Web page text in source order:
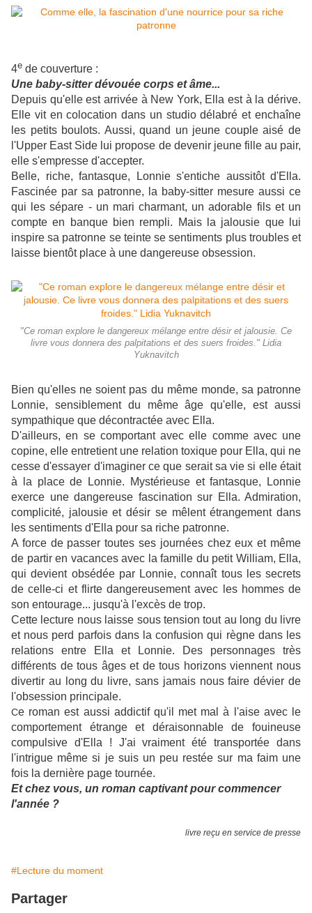
4e de couverture :
Une baby-sitter dévouée corps et âme...
Depuis qu'elle est arrivée à New York, Ella est à la dérive.
Elle vit en colocation dans un studio délabré et enchaîne
les petits boulots. Aussi, quand un jeune couple aisé de
l'Upper East Side lui propose de devenir jeune fille au pair,
elle s'empresse d'accepter.
Belle, riche, fantasque, Lonnie s'entiche aussitôt d'Ella.
Fascinée par sa patronne, la baby-sitter mesure aussi ce
qui les sépare - un mari charmant, un adorable fils et un
compte en banque bien rempli. Mais la jalousie que lui
inspire sa patronne se teinte se sentiments plus troubles et
laisse bientôt place à une dangereuse obsession.
"Ce roman explore le dangereux mélange entre désir et jalousie. Ce
livre vous donnera des palpitations et des suers froides." Lidia
Yuknavitch
Bien qu'elles ne soient pas du même monde, sa patronne
Lonnie, sensiblement du même âge qu'elle, est aussi
sympathique que décontractée avec Ella.
D'ailleurs, en se comportant avec elle comme avec une
copine, elle entretient une relation toxique pour Ella, qui ne
cesse d'essayer d'imaginer ce que serait sa vie si elle était
à la place de Lonnie. Mystérieuse et fantasque, Lonnie
exerce une dangereuse fascination sur Ella. Admiration,
complicité, jalousie et désir se mêlent étrangement dans
les sentiments d'Ella pour sa riche patronne.
A force de passer toutes ses journées chez eux et même
de partir en vacances avec la famille du petit William, Ella,
qui devient obsédée par Lonnie, connaît tous les secrets
de celle-ci et flirte dangereusement avec les hommes de
son entourage... jusqu'à l'excès de trop.
Cette lecture nous laisse sous tension tout au long du livre
et nous perd parfois dans la confusion qui règne dans les
relations entre Ella et Lonnie. Des personnages très
différents de tous âges et de tous horizons viennent nous
divertir au long du livre, sans jamais nous faire dévier de
l'obsession principale.
Ce roman est aussi addictif qu'il met mal à l'aise avec le
comportement étrange et déraisonnable de fouineuse
compulsive d'Ella ! J'ai vraiment été transportée dans
l'intrigue même si je suis un peu restée sur ma faim une
fois la dernière page tournée.
Et chez vous, un roman captivant pour commencer
l'année ?
livre reçu en service de presse
#Lecture du moment
Partager